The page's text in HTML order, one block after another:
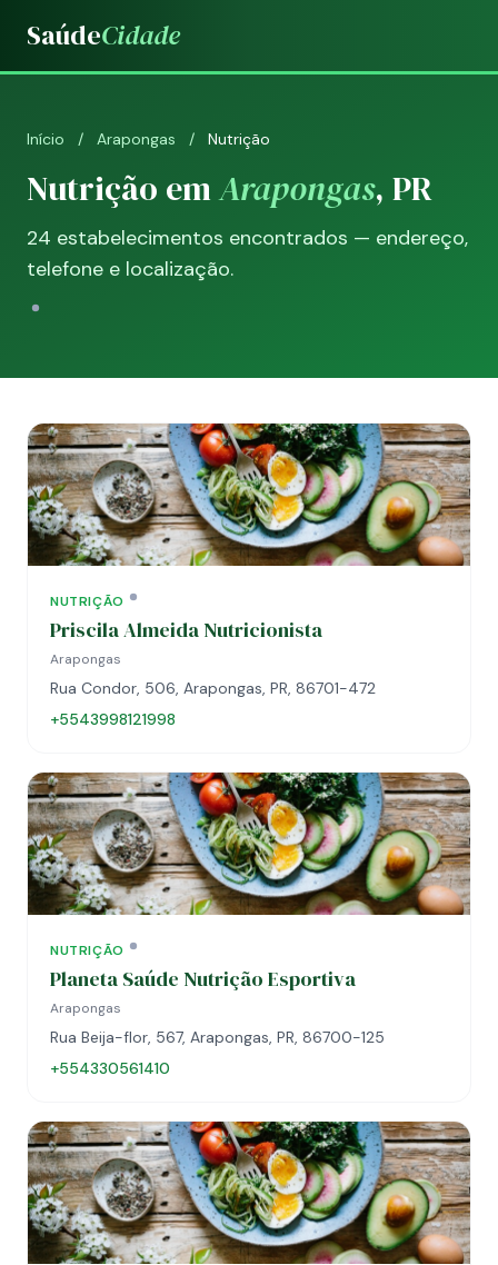
SaúdeCidade
Início / Arapongas / Nutrição
Nutrição emArapongas, PR
24 estabelecimentos encontrados — endereço,
telefone e localização.
NUTRIÇÃO
Priscila Almeida Nutricionista
Arapongas
Rua Condor, 506, Arapongas, PR, 86701-472
+5543998121998
NUTRIÇÃO
Planeta Saúde Nutrição Esportiva
Arapongas
Rua Beija-flor, 567, Arapongas, PR, 86700-125
+554330561410